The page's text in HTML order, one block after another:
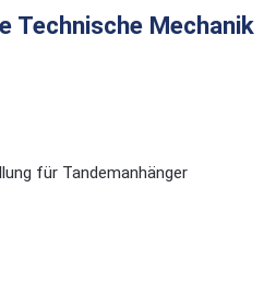
Technische Mechanik
für Tandemanhänger